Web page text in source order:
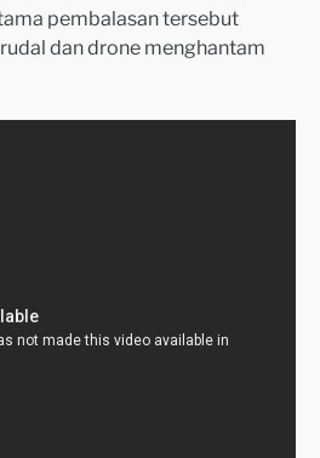
pembalasan tersebut
dan drone menghantam